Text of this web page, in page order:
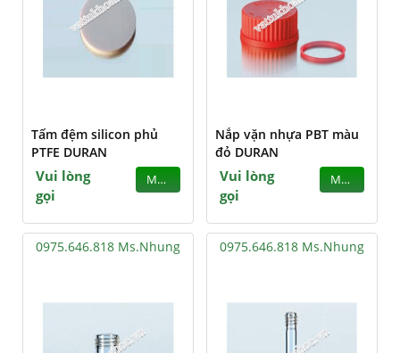
Tấm đệm silicon phủ
PTFE DURAN
Vui lòng
gọi
MUA
Nắp vặn nhựa PBT màu
đỏ DURAN
Vui lòng
gọi
MUA
0975.646.818 Ms.Nhung 0975.646.818 Ms.Nhung